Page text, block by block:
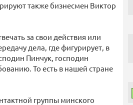
также бизнесмен Виктор
за свои действия или
дела, где фигурирует, в
Пинчук, господин
То есть в нашей стране
группы минского